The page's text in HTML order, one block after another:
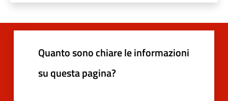
Quanto sono chiare le informazioni
su questa pagina?